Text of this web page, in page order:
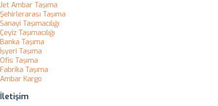
Jet Ambar Taşıma
Şehirlerarası Taşıma
Sanayi Taşımacılığı
Çeyiz Taşımacılığı
Banka Taşıma
İşyeri Taşıma
Ofis Taşıma
Fabrika Taşıma
Ambar Kargo
İletişim